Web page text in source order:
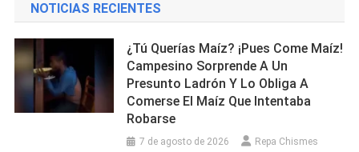
NOTICIAS RECIENTES
¿Tú Querías Maíz? ¡Pues Come Maíz!
Campesino Sorprende A Un
Presunto Ladrón Y Lo Obliga A
Comerse El Maíz Que Intentaba
Robarse
7 de agosto de 2026 Repa Chismes